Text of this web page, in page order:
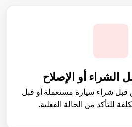
أو الإصلاح
شراء سيارة مستعملة أو قبل
للتأكد من الحالة الفعلية.